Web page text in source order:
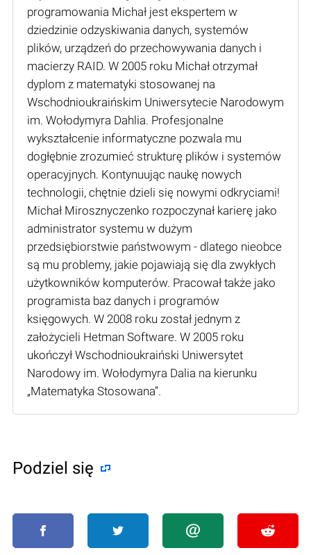
programowania Michał jest ekspertem w
dziedzinie odzyskiwania danych, systemów
plików, urządzeń do przechowywania danych i
macierzy RAID. W 2005 roku Michał otrzymał
dyplom z matematyki stosowanej na
Wschodnioukraińskim Uniwersytecie Narodowym
im. Wołodymyra Dahlia. Profesjonalne
wykształcenie informatyczne pozwala mu
dogłębnie zrozumieć strukturę plików i systemów
operacyjnych. Kontynuując naukę nowych
technologii, chętnie dzieli się nowymi odkryciami!
Michał Mirosznyczenko rozpoczynał karierę jako
administrator systemu w dużym
przedsiębiorstwie państwowym - dlatego nieobce
są mu problemy, jakie pojawiają się dla zwykłych
użytkowników komputerów. Pracował także jako
programista baz danych i programów
księgowych. W 2008 roku został jednym z
założycieli Hetman Software. W 2005 roku
ukończył Wschodnioukraiński Uniwersytet
Narodowy im. Wołodymyra Dalia na kierunku
„Matematyka Stosowana”.
Podziel się